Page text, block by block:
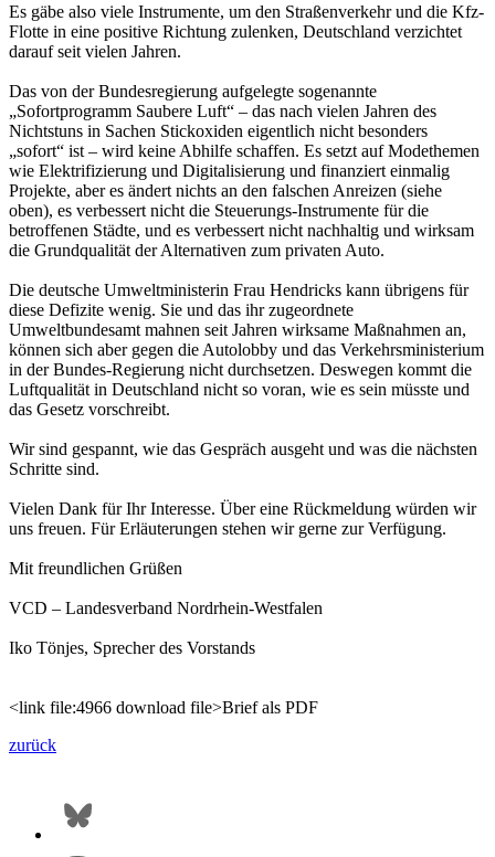
Es gäbe also viele Instrumente, um den Straßenverkehr und die Kfz-
Flotte in eine positive Richtung zulenken, Deutschland verzichtet
darauf seit vielen Jahren.
Das von der Bundesregierung aufgelegte sogenannte
„Sofortprogramm Saubere Luft“ – das nach vielen Jahren des
Nichtstuns in Sachen Stickoxiden eigentlich nicht besonders
„sofort“ ist – wird keine Abhilfe schaffen. Es setzt auf Modethemen
wie Elektrifizierung und Digitalisierung und finanziert einmalig
Projekte, aber es ändert nichts an den falschen Anreizen (siehe
oben), es verbessert nicht die Steuerungs-Instrumente für die
betroffenen Städte, und es verbessert nicht nachhaltig und wirksam
die Grundqualität der Alternativen zum privaten Auto.
Die deutsche Umweltministerin Frau Hendricks kann übrigens für
diese Defizite wenig. Sie und das ihr zugeordnete
Umweltbundesamt mahnen seit Jahren wirksame Maßnahmen an,
können sich aber gegen die Autolobby und das Verkehrsministerium
in der Bundes-Regierung nicht durchsetzen. Deswegen kommt die
Luftqualität in Deutschland nicht so voran, wie es sein müsste und
das Gesetz vorschreibt.
Wir sind gespannt, wie das Gespräch ausgeht und was die nächsten
Schritte sind.
Vielen Dank für Ihr Interesse. Über eine Rückmeldung würden wir
uns freuen. Für Erläuterungen stehen wir gerne zur Verfügung.
Mit freundlichen Grüßen
VCD – Landesverband Nordrhein-Westfalen
Iko Tönjes, Sprecher des Vorstands
<link file:4966 download file>Brief als PDF
zurück